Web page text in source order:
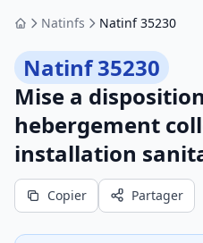
AccueilNatinfs Natinf 35230
Natinf 35230
Mise a
hebergement
installation
Copier Partager